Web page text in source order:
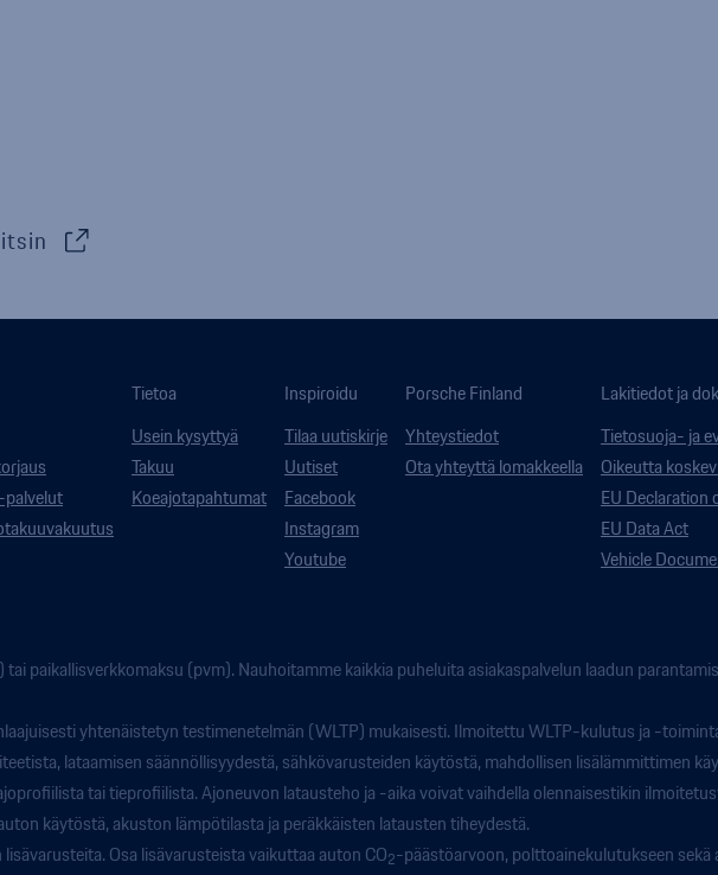
Tietoa
Usein kysyttyä
Takuu
Koeajotapahtumat
Inspiroidu
Tilaa uutiskirje
Uutiset
Facebook
Instagram
Youtube
Porsche Finland
Yhteystiedot
Ota yhteyttä lomakkeella
Lakitiedot ja
Tietosuoja- ja
Oikeutta
EU
EU Data Act
Vehicle
paikallisverkkomaksu (pvm). Nauhoitamme kaikkia puheluita asiakaspalvelun laadun
yhtenäistetyn testimenetelmän (WLTP) mukaisesti. Ilmoitettu WLTP-kulutus ja -
lataamisen säännöllisyydestä, sähkövarusteiden käytöstä, mahdollisen lisälämmittimen
tai tieprofiilista. Ajoneuvon latausteho ja -aika voivat vaihdella olennaisestikin
käytöstä, akuston lämpötilasta ja peräkkäisten latausten tiheydestä.
Osa lisävarusteista vaikuttaa auton CO2-päästöarvoon, polttoainekulutukseen sekä